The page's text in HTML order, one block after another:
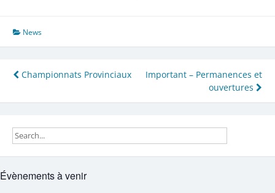
News
Navigation
de
Championnats Provinciaux
Important – Permanences et
ouvertures
Évènements à venir